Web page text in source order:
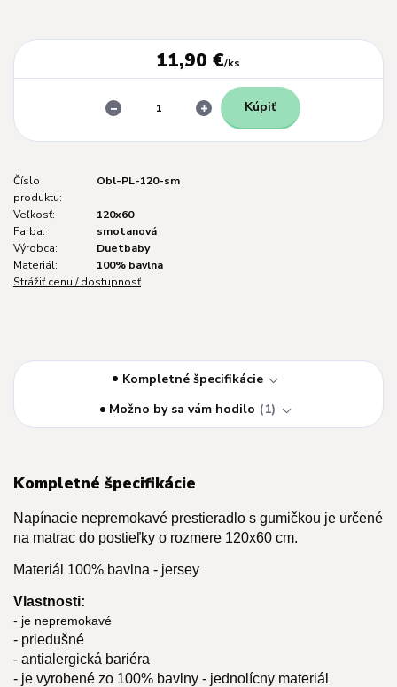
11,90 €/ks
Kúpiť
Číslo
produktu:
Obl-PL-120-sm
Veľkosť:
120x60
Farba:
smotanová
Výrobca:
Duetbaby
Materiál:
100% bavlna
Strážiť cenu / dostupnosť
Kompletné špecifikácie
Možno by sa vám hodilo
1
Kompletné špecifikácie
Napínacie nepremokavé prestieradlo s gumičkou je určené
na matrac do postieľky o rozmere 120x60 cm.
Materiál 100% bavlna - jersey
Vlastnosti:
- je nepremokavé
- priedušné
- antialergická bariéra
- je vyrobené zo 100% bavlny - jednolícny materiál